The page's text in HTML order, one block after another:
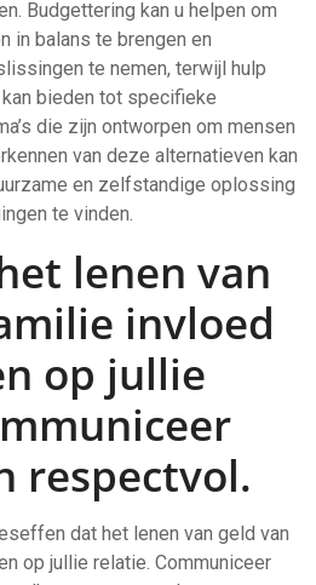
Budgettering kan u helpen om
in balans te brengen en
te nemen, terwijl hulp
bieden tot specifieke
die zijn ontworpen om mensen
van deze alternatieven kan
en zelfstandige oplossing
te vinden.
lenen van
invloed
op jullie
respectvol.
dat het lenen van geld van
op jullie relatie. Communiceer